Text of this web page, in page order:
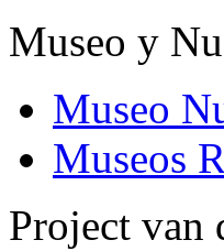
Museo y
Museo
Museos
Project van